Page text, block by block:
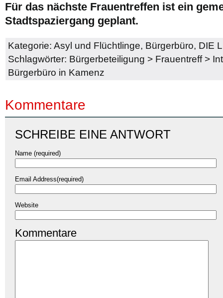
Für das nächste Frauentreffen ist ein
Stadtspaziergang geplant.
Kategorie: Asyl und Flüchtlinge, Bürgerbüro, DIE
Schlagwörter: Bürgerbeteiligung > Frauentreff>
Bürgerbüro in Kamenz
Kommentare
SCHREIBE EINE ANTWORT
Name (required)
Email Address(required)
Website
Kommentare